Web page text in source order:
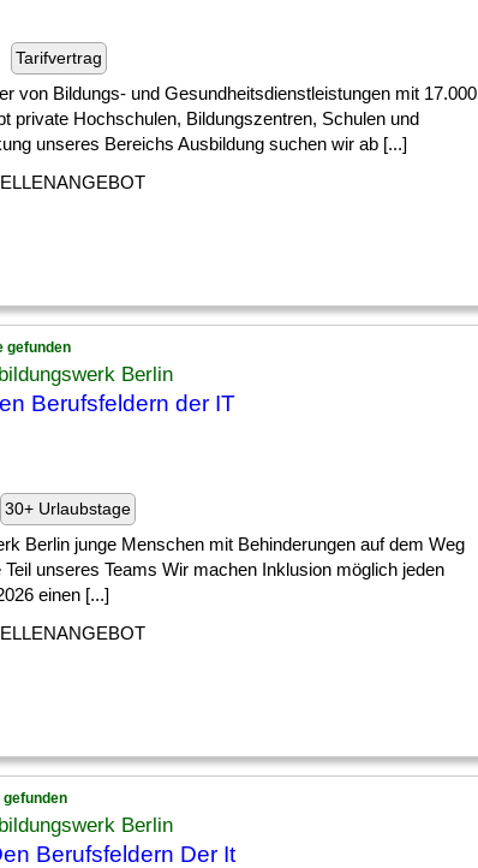
Tarifvertrag
von Bildungs- und Gesundheitsdienstleistungen mit 17.000
private Hochschulen, Bildungszentren, Schulen und
unseres Bereichs Ausbildung suchen wir ab [...]
gefunden
Berlin
Berufsfeldern der IT
30+ Urlaubstage
Berlin junge Menschen mit Behinderungen auf dem Weg
unseres Teams Wir machen Inklusion möglich jeden
einen [...]
gefunden
Berlin
Berufsfeldern Der It